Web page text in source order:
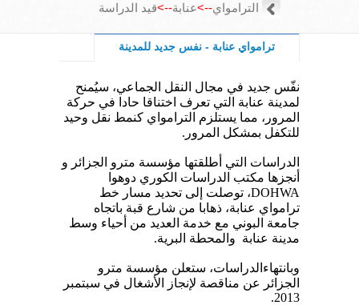
الترامواي-->عنابة-->قيد الدراسة
ترامواي عنابة - نفس جديد للمدينة
نفّس جديد في مجال النقل الجماعي، سيُمنح
لمدينة عنابة التي تعرف اختناقا حادا في حركة
المرور، مما يستلزم الترامواي كنمط نقل وحيد
للتكفل بمشكل المرور .
الدراسات التي أطلقتها مؤسسة مترو الجزائر و
أنجزها مكتب الدراسات الكوري دوهوا
DOHWA، توصلت إلى تحديد مسار خط
ترامواي عنابة، ذهابا من شارع قبة باتجاه
جامعة البوني مع خدمة العديد من أحياء وسط
مدينة عنابة والمحطة البرية.
وبانتهاءالدراسات، ستعلن مؤسسة مترو
الجزائر عن مناقصة لإنجاز الأشغال في سبتمبر
2013.